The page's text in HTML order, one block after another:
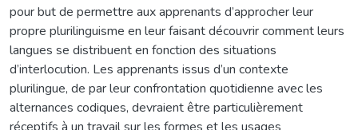
pour but de permettre aux apprenants d’approcher leur
propre plurilinguisme en leur faisant découvrir comment leurs
langues se distribuent en fonction des situations
d’interlocution. Les apprenants issus d’un contexte
plurilingue, de par leur confrontation quotidienne avec les
alternances codiques, devraient être particulièrement